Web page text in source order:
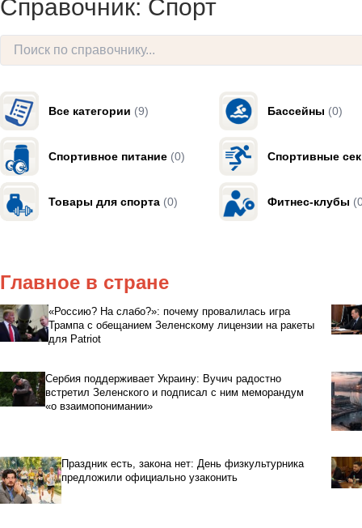
Справочник: Спорт
Все категории (9) Бассейны (0)
Спортивное питание (0) Спортивные
Товары для спорта (0) Фитнес-клубы
Главное в стране
«Россию? На слабо?»: почему провалилась игра
Трампа с обещанием Зеленскому лицензии на ракеты
для Patriot
Сербия поддерживает Украину: Вучич радостно
встретил Зеленского и подписал с ним меморандум
«о взаимопонимании»
Праздник есть, закона нет: День физкультурника
предложили официально узаконить